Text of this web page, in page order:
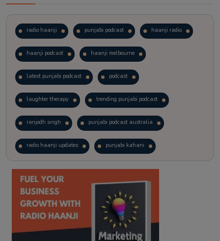
radio haanji punjabi podcast haanji radio
haanji podcast haanji melbourne
latest punjabi podcast podcast
laughter therapy trending punjabi podcast
ranjodh singh punjabi podcast australia
radio haanji updates punjabi kahani
kitaab kahani punjabi story